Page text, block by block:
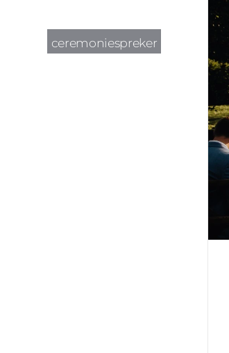
ceremoniespreker